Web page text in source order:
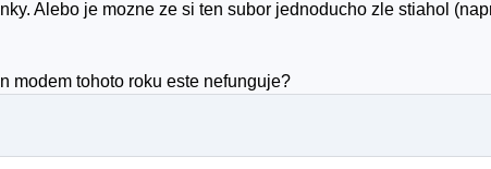
Alebo je mozne ze si ten subor jednoducho zle stiahol
modem tohoto roku este nefunguje?